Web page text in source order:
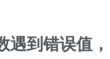
到错误值，